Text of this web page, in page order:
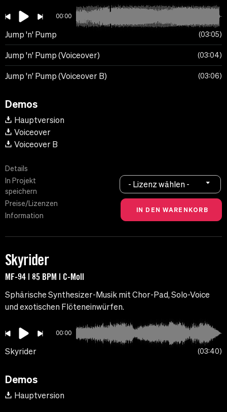
00:00
Jump 'n' Pump 03:05
Jump 'n' Pump (Voiceover) 03:04
Jump 'n' Pump (Voiceover B) 03:06
Demos
Hauptversion
Voiceover
Voiceover B
Details
In Projekt
speichern
Preise/Lizenzen
Information
- Lizenz wählen -
Skyrider
MF-94 | 85 BPM | C-Moll
Sphärische Synthesizer-Musik mit Chor-Pad, Solo-Voice
und exotischen Flöteneinwürfen.
00:00
Skyrider 03:40
Demos
Hauptversion